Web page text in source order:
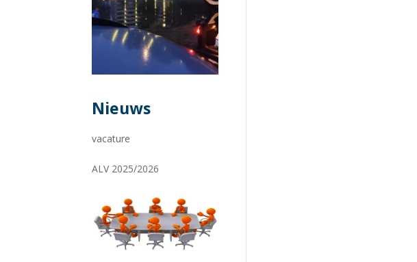
Nieuws
vacature
ALV 2025/2026